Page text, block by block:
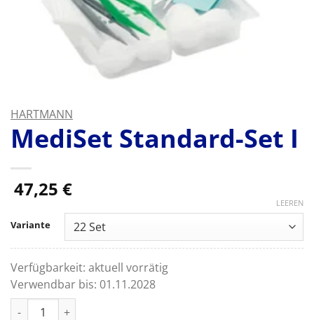
HARTMANN
MediSet Standard-Set I
47,25 €
Variante
LEEREN
Verfügbarkeit: aktuell vorrätig
Verwendbar bis: 01.11.2028